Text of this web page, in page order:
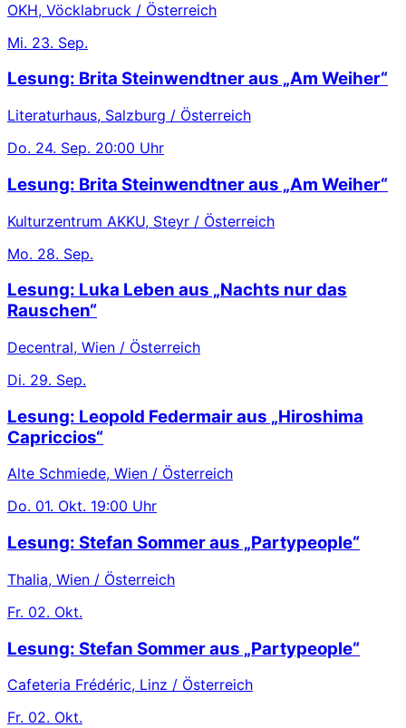
OKH, Vöcklabruck / Österreich
Mi. 23. Sep.
Lesung: Brita Steinwendtner aus „Am Weiher“
Literaturhaus, Salzburg / Österreich
Do. 24. Sep. 20:00 Uhr
Lesung: Brita Steinwendtner aus „Am Weiher“
Kulturzentrum AKKU, Steyr / Österreich
Mo. 28. Sep.
Lesung: Luka Leben aus „Nachts nur das
Rauschen“
Decentral, Wien / Österreich
Di. 29. Sep.
Lesung: Leopold Federmair aus „Hiroshima
Capriccios“
Alte Schmiede, Wien / Österreich
Do. 01. Okt. 19:00 Uhr
Lesung: Stefan Sommer aus „Partypeople“
Thalia, Wien / Österreich
Fr. 02. Okt.
Lesung: Stefan Sommer aus „Partypeople“
Cafeteria Frédéric, Linz / Österreich
Fr. 02. Okt.